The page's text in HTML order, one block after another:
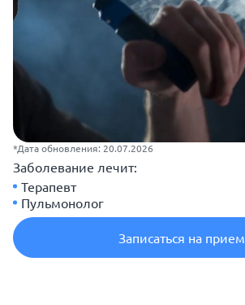
*Дата обновления: 20.07.2026
Заболевание лечит:
Терапевт
Пульмонолог
Записаться на прием